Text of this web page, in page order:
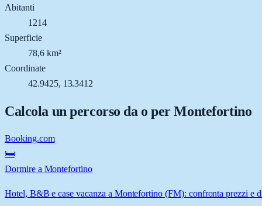
Abitanti
1214
Superficie
78,6 km²
Coordinate
42.9425, 13.3412
Calcola un percorso da o perMontefortino
Booking.com
🛏️
Dormire a Montefortino
Hotel, B&B e case vacanza a Montefortino (FM): confronta prezzi e